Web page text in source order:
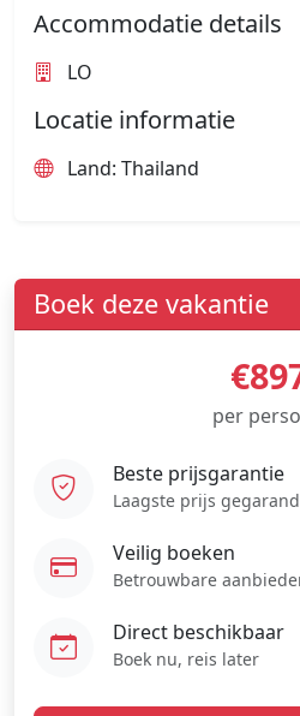
Accommodatie details
LO
Locatie informatie
Land: Thailand
Boek deze vakantie
per
Beste prijsgarantie
Laagste prijs
Veilig boeken
Betrouwbare
Direct beschikbaar
Boek nu, reis later